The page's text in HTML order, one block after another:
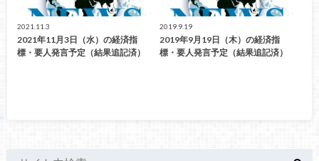
2021.11.3
2021年11月3日（水）の経済指
標・要人発言予定（結果追記済）
2019.9.19
2019年9月19日（木）の経済指
標・要人発言予定（結果追記済）